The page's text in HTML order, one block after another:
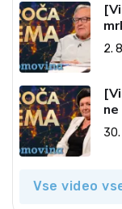
2.
7.
Vse video